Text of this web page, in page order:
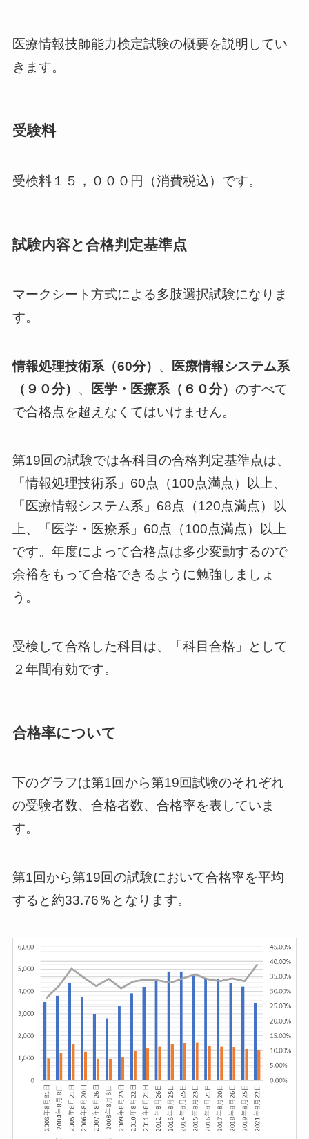
医療情報技師能力検定試験の概要を説明してい
きます。
受験料
受検料１５，０００円（消費税込）です。
試験内容と合格判定基準点
マークシート方式による多肢選択試験になりま
す。
情報処理技術系（60分） 、
医療情報システム系
（９０分） 、 医学・医療系（６０分） のすべて
で合格点を超えなくてはいけません。
第19回の試験では各科目の合格判定基準点は、
「情報処理技術系」60点（100点満点）以上、
「医療情報システム系」68点（120点満点）以
上、「医学・医療系」60点（100点満点）以上
です。年度によって合格点は多少変動するので
余裕をもって合格できるように勉強しましょ
う。
受検して合格した科目は、「科目合格」として
２年間有効です。
合格率について
下のグラフは第1回から第19回試験のそれぞれ
の受験者数、合格者数、合格率を表していま
す。
第1回から第19回の試験において合格率を平均
すると約33.76％となります。